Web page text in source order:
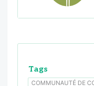
Tags
COMMUNAUTÉ DE